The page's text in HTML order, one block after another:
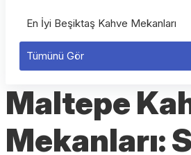
En İyi Beşiktaş Kahve Mekanları
Tümünü Gör
Maltepe
Mekanları: